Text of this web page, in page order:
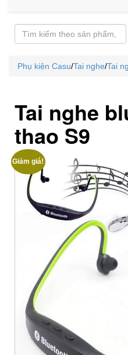
Phụ kiện Casu/Tai nghe/Tai
Tai nghe
thao S9
Giảm giá!